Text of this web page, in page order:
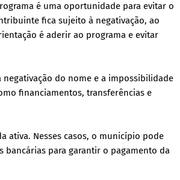
é uma oportunidade para evitar o
fica sujeito à negativação, ao
é aderir ao programa e evitar
do nome e a impossibilidade
financiamentos, transferências e
ativa. Nesses casos, o município pode
para garantir o pagamento da